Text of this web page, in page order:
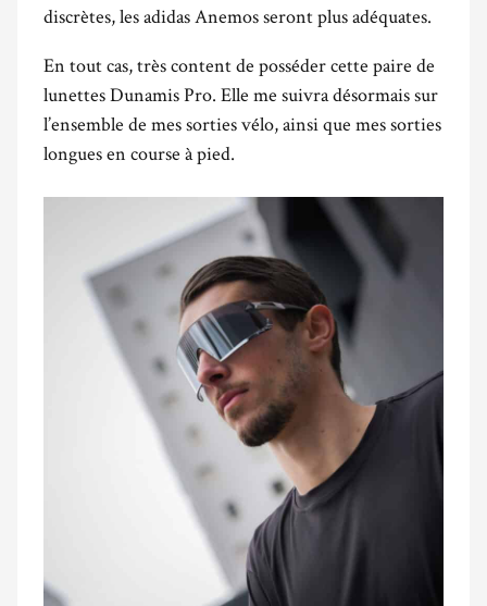
discrètes, les adidas Anemos seront plus adéquates.
En tout cas, très content de posséder cette paire de
lunettes Dunamis Pro. Elle me suivra désormais sur
l’ensemble de mes sorties vélo, ainsi que mes sorties
longues en course à pied.